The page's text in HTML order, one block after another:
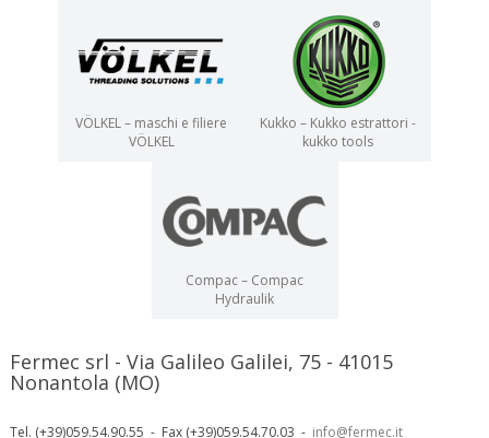
VÖLKEL – maschi e filiere
VÖLKEL
Kukko – Kukko estrattori -
kukko tools
Compac – Compac
Hydraulik
Fermec srl - Via Galileo Galilei, 75 - 41015
Nonantola (MO)
Tel. (+39)059.54.90.55 - Fax (+39)059.54.70.03 - info@fermec.it